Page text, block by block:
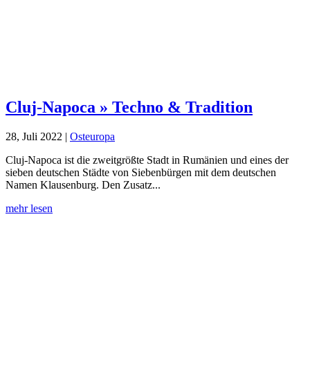
Cluj-Napoca » Techno & Tradition
28, Juli 2022 | Osteuropa
Cluj-Napoca ist die zweitgrößte Stadt in Rumänien und eines der
sieben deutschen Städte von Siebenbürgen mit dem deutschen
Namen Klausenburg. Den Zusatz...
mehr lesen